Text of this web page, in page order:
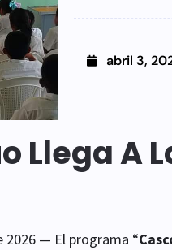
abril 3,
Llega A
2026 — El programa “